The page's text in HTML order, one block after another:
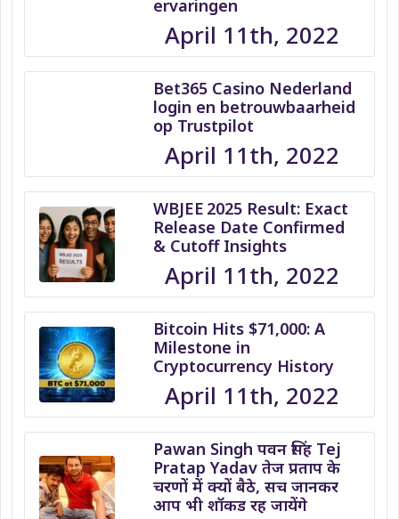
ervaringen
April 11th, 2022
Bet365 Casino Nederland
login en betrouwbaarheid
op Trustpilot
April 11th, 2022
WBJEE 2025 Result: Exact
Release Date Confirmed
& Cutoff Insights
April 11th, 2022
Bitcoin Hits $71,000: A
Milestone in
Cryptocurrency History
April 11th, 2022
Pawan Singh पवन सिंह Tej
Pratap Yadav तेज प्रताप के
चरणों में क्यों बैठे, सच जानकर
आप भी शॉकड रह जायेंगे